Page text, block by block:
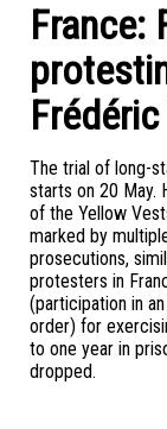
France:
The trial of long-
starts on 20 May.
of the Yellow
marked by
prosecutions,
protesters in
(participation in
order) for
to one year in
dropped.